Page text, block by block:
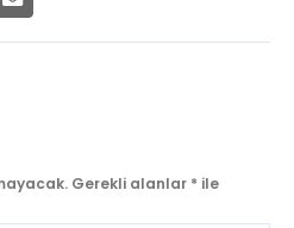
Gerekli alanlar * ile